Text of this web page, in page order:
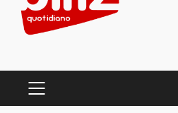
PRIMARY